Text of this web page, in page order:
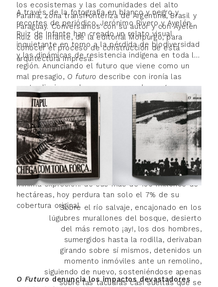
los ecosistemas y las comunidades del alto
Paraná, zona transfronteriza de Argentina, Brasil y
Paraguay. Conversamos con su autor y con Ayelén
Ruiz de Infante, de la editorial Morpurgo, para
conocer el proceso de construcción de esta
arquitectura impresa.
A través de la fotografía en blanco y negro y
recortes de periódico, Jerónimo Rivero y Ayelén
Ruiz de Infante han creado un relato visual
inquietante en torno a la pérdida de biodiversidad
y las dinámicas de resistencia indígena en toda la
región. Anunciando el futuro que viene como un
mal presagio, O futuro describe con ironía las
contradicciones de esa promesa de progreso que
ha provocado la destrucción de la cuenca del río
Paraná, zona con una de las mayores reservas de
agua dulce del planeta. El modelo extractivista
que ha ido moldeando esos territorios
intervenidos por el ser humano ha reducido a la
selva Paranaense (o selva Misionera, conocida en
Paraguay como Bosque Atlántico del Alto Paraná y
en Brasil como Mata Atlántica del Interior) a su
mínima expresión: de sus más de 100 millones de
hectáreas, hoy perdura tan solo el 7% de su
cobertura original.Sobre el río salvaje, encajonado en los
lúgubres murallones del bos­que, desierto
del más remoto ¡ay!, los dos hombres,
sumergidos hasta la rodilla, derivaban
girando sobre sí mismos, detenidos un
momento inmóviles ante un remolino,
siguiendo de nuevo, sosteniéndose apenas
sobre las tacuaras casi sueltas que se
O Futuro denuncia los impactos devastadores